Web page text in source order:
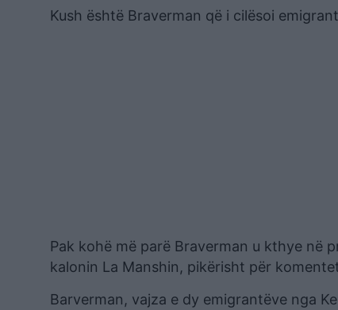
Kush është Braverman që i cilësoi
Pak kohë më parë Braverman u kthye në
kalonin La Manshin, pikërisht për
Barverman, vajza e dy emigrantëve nga